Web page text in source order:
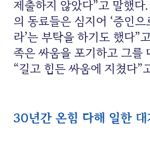
제출하지 않았다”고 말했다
의 동료들은 심지어 ‘증인
라’는 부탁을 하기도 했다”
족은 싸움을 포기하고 그를
“길고 힘든 싸움에 지쳤다”
30년간 온힘 다해 일한